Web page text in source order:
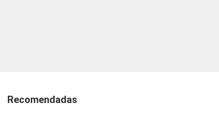
Recomendadas